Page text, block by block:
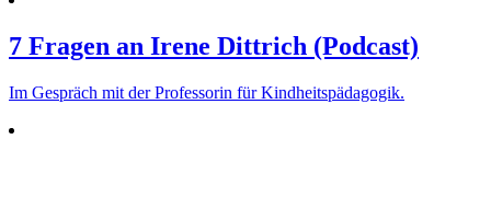
7 Fragen an Irene Dittrich (Podcast)
Im Gespräch mit der Pro­fes­sorin für Kindheitspädagogik.